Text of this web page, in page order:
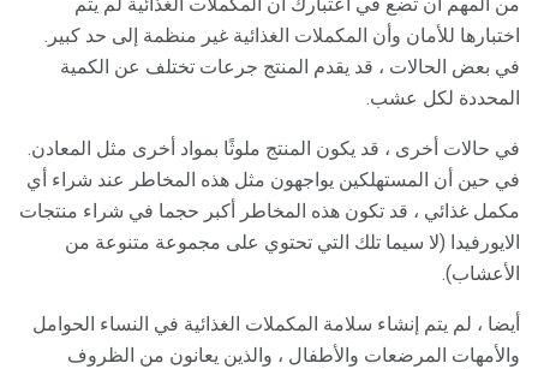
من المهم أن تضع في اعتبارك أن المكملات الغذائية لم يتم
اختبارها للأمان وأن المكملات الغذائية غير منظمة إلى حد كبير.
في بعض الحالات ، قد يقدم المنتج جرعات تختلف عن الكمية
المحددة لكل عشب.
في حالات أخرى ، قد يكون المنتج ملوثًا بمواد أخرى مثل المعادن.
في حين أن المستهلكين يواجهون مثل هذه المخاطر عند شراء أي
مكمل غذائي ، قد تكون هذه المخاطر أكبر حجما في شراء منتجات
الايورفيدا (لا سيما تلك التي تحتوي على مجموعة متنوعة من
الأعشاب).
أيضا ، لم يتم إنشاء سلامة المكملات الغذائية في النساء الحوامل
والأمهات المرضعات والأطفال ، والذين يعانون من الظروف